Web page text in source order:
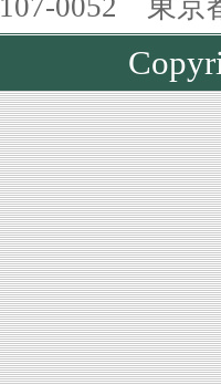
0052 東京